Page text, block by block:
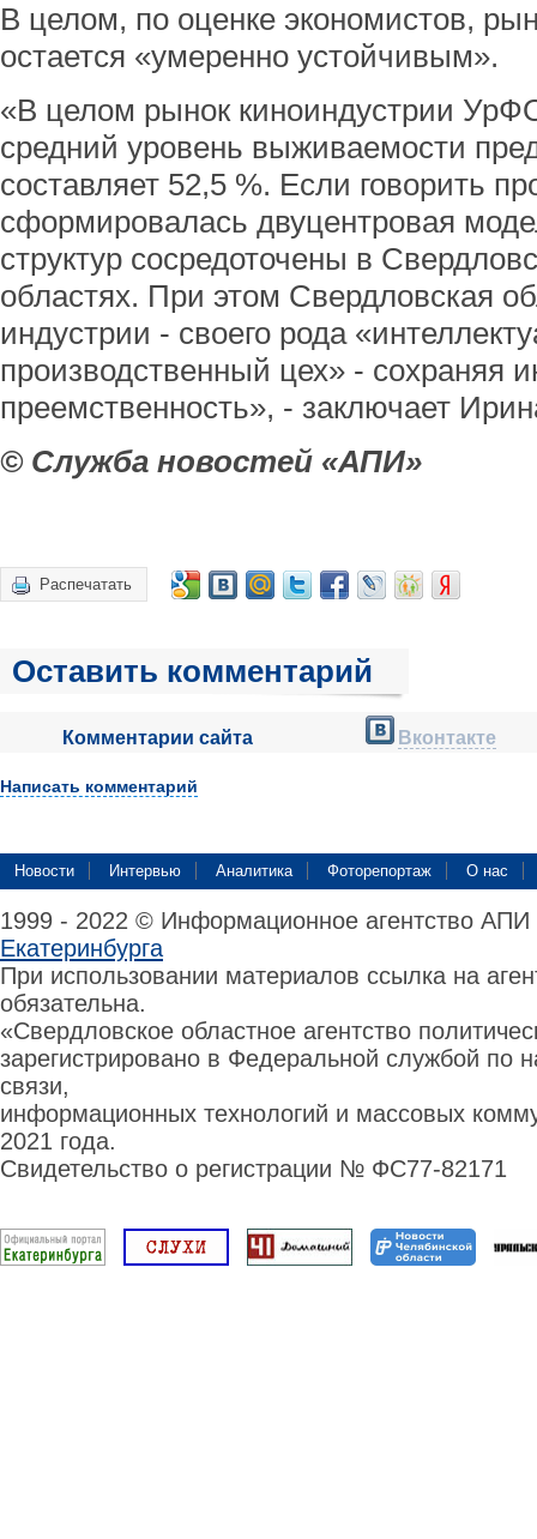
В целом, по оценке экономистов,
остается «умеренно устойчивым».
«В целом рынок киноиндустрии
средний уровень выживаемости
составляет 52,5 %. Если говорить
сформировалась двуцентровая
структур сосредоточены в
областях. При этом Свердловская
индустрии - своего рода
производственный цех» - сохраняя
преемственность», - заключает
© Служба новостей «АПИ»
Распечатать
Оставить комментарий
Комментарии сайта Вконтакте
Написать комментарий
Новости Интервью Аналитика Фоторепортаж О нас
1999 - 2022 © Информационное агентство
Екатеринбурга
При использовании материалов ссылка на
обязательна.
«Свердловское областное агентство
зарегистрировано в Федеральной службой по
связи,
информационных технологий и массовых
2021 года.
Свидетельство о регистрации № ФС77-82171